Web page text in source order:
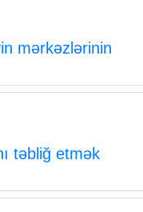
mərkəzlərinin
təbliğ etmək